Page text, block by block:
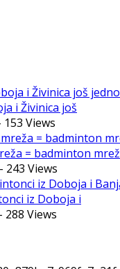
i Živinica još
153 Views
= badminton mrež
- 243 Views
iz Doboja i
- 288 Views